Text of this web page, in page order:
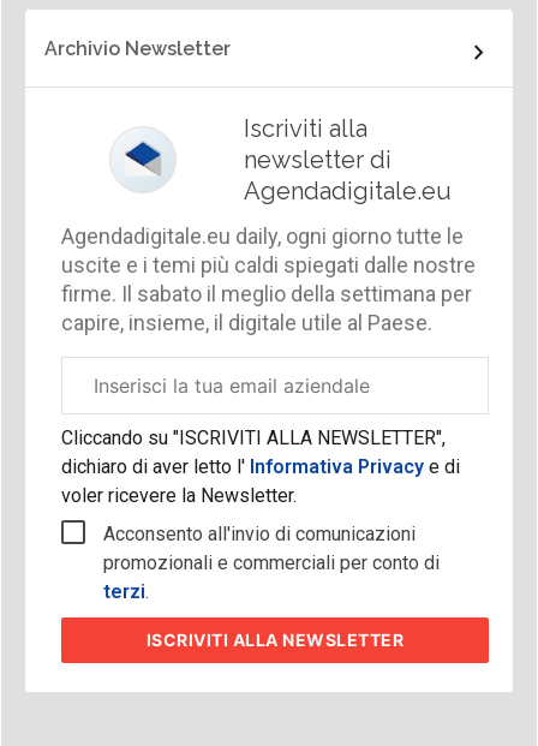
Archivio Newsletter
Iscriviti alla
newsletter di
Agendadigitale.eu
Agendadigitale.eu daily, ogni giorno tutte le
uscite e i temi più caldi spiegati dalle nostre
firme. Il sabato il meglio della settimana per
capire, insieme, il digitale utile al Paese.
aziendale
Cliccando su "ISCRIVITI ALLA NEWSLETTER",
dichiaro di aver letto l'Informativa Privacy e di
voler ricevere la Newsletter.
Acconsento all'invio di comunicazioni
promozionali e commerciali per conto di
terzi.
ISCRIVITI ALLA NEWSLETTER